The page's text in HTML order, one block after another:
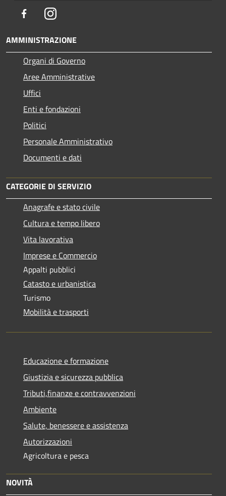
FacebookInstagram
AMMINISTRAZIONE
Organi di Governo
Aree Amministrative
Uffici
Enti e fondazioni
Politici
Personale Amministrativo
Documenti e dati
CATEGORIE DI SERVIZIO
Anagrafe e stato civile
Cultura e tempo libero
Vita lavorativa
Imprese e Commercio
Appalti pubblici
Catasto e urbanistica
Turismo
Mobilità e trasporti
Educazione e formazione
Giustizia e sicurezza pubblica
Tributi,finanze e contravvenzioni
Ambiente
Salute, benessere e assistenza
Autorizzazioni
Agricoltura e pesca
NOVITÀ